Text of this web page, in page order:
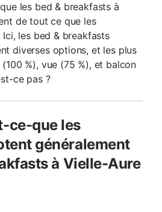
les bed & breakfasts à
de tout ce que les
les bed & breakfasts
diverses options, et les plus
%), vue (75 %), et balcon
ce pas ?
ce-que les
généralement
à Vielle-Aure